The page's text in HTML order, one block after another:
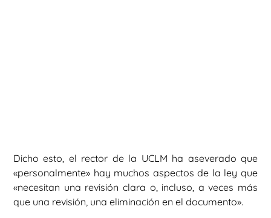
Dicho esto, el rector de la UCLM ha aseverado que
«personalmente» hay muchos aspectos de la ley que
«necesitan una revisión clara o, incluso, a veces más
que una revisión, una eliminación en el documento».